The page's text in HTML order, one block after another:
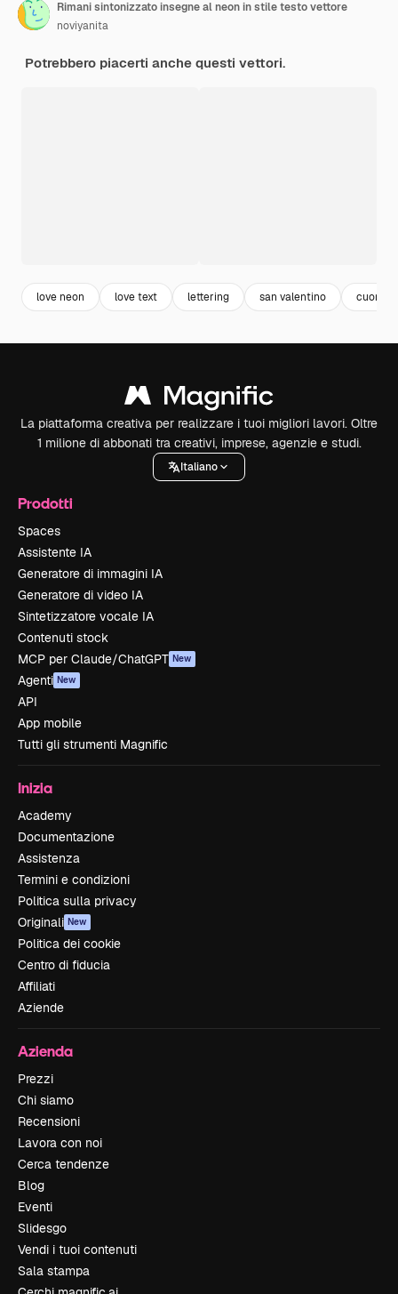
Rimani sintonizzato insegne al neon in stile testo vettore
noviyanita
Potrebbero piacerti anche questi vettori.
love neon love text lettering san valentino cuori
La piattaforma creativa per realizzare i tuoi migliori lavori. Oltre
1 milione di abbonati tra creativi, imprese, agenzie e studi.
Italiano
Prodotti
Spaces
Assistente IA
Generatore di immagini IA
Generatore di video IA
Sintetizzatore vocale IA
Contenuti stock
MCP per Claude/ChatGPT New
Agenti New
API
App mobile
Tutti gli strumenti Magnific
Inizia
Academy
Documentazione
Assistenza
Termini e condizioni
Politica sulla privacy
Originali New
Politica dei cookie
Centro di fiducia
Affiliati
Aziende
Azienda
Prezzi
Chi siamo
Recensioni
Lavora con noi
Cerca tendenze
Blog
Eventi
Slidesgo
Vendi i tuoi contenuti
Sala stampa